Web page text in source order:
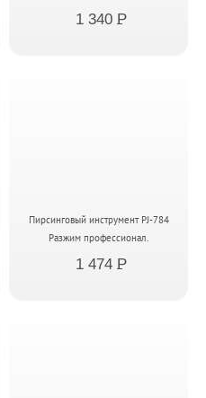
1 340 P
Пирсинговый инструмент PJ-784
Разжим профессионал.
1 474 P